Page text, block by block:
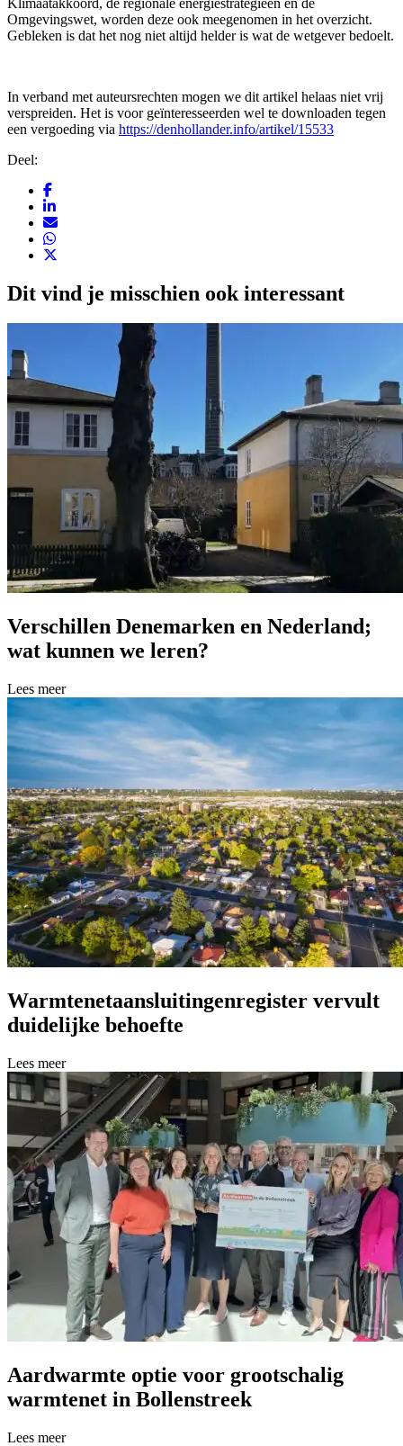
Omgevingswet, worden deze ook meegenomen in het overzicht.
Gebleken is dat het nog niet altijd helder is wat de wetgever bedoelt.
In verband met auteursrechten mogen we dit artikel helaas niet vrij
verspreiden. Het is voor geïnteresseerden wel te downloaden tegen
een vergoeding via https://denhollander.info/artikel/15533
Deel:
Dit vind je misschien ook interessant
Verschillen Denemarken en Nederland;
wat kunnen we leren?
Lees meer over Verschillen Denemarken en Nederland; wat kunnen
Lees meer
Warmtenetaansluitingenregister vervult
duidelijke behoefte
Lees meer over Warmtenetaansluitingenregister vervult duidelijke
Lees meer
Aardwarmte optie voor grootschalig
warmtenet in Bollenstreek
Lees meer over Aardwarmte optie voor grootschalig warmtenet in
Lees meer